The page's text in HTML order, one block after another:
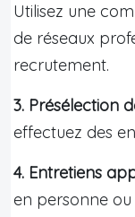
Utilisez une
de réseaux
recrutement.
3. Présélection
effectuez des
4. Entretiens
en personne